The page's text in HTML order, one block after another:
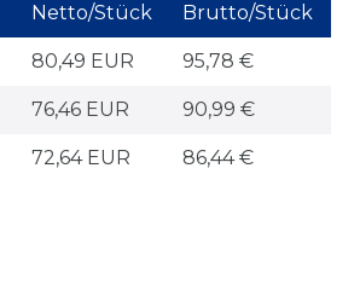
Netto/Stück Brutto/Stück
80,49 EUR 95,78 €
76,46 EUR 90,99 €
72,64 EUR 86,44 €